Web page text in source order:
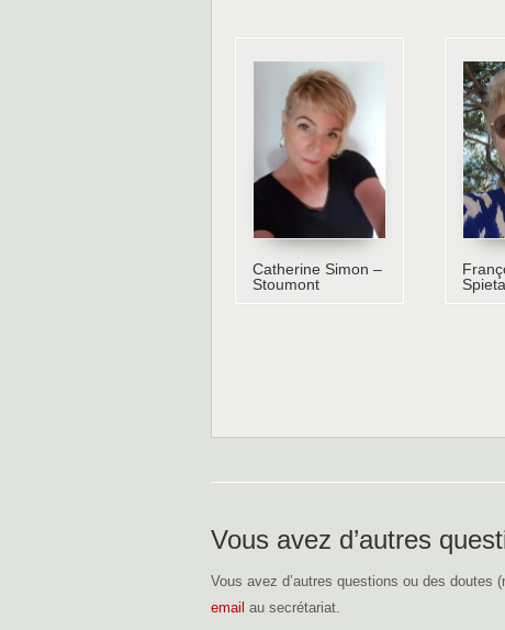
Catherine Simon –
Stoumont
Vous avez d’autres
Vous avez d’autres questions ou des doutes
email au secrétariat.